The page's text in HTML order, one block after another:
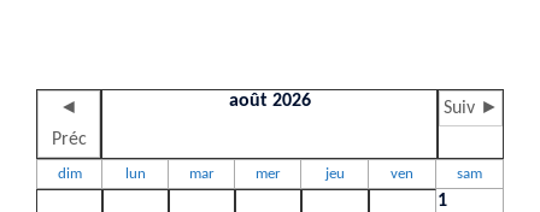
◄
Préc
août 2026 Suiv ►
dim lun mar mer jeu ven sam
1